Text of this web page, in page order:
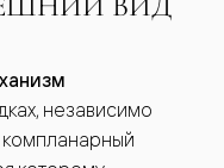
независимо
компланарный